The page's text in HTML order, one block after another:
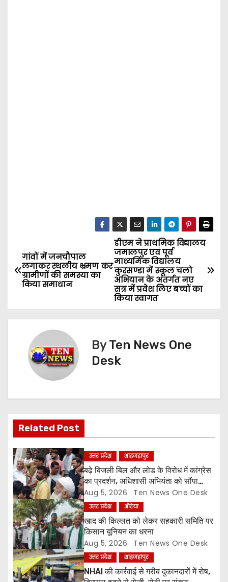
P
o
s
i
g
a
t
i
o
n
डीएम ने प्राथमिक विद्यालय
जमालपुर एवं पूर्व
माध्यमिक विद्यालय
कुरसण्डा में स्कूल चलो
अभियान के अंतर्गत नए
सत्र में प्रवेश लिए बच्चों का
किया स्वागत
गांवों में जनचौपाल
लगाकर स्थलीय भ्रमण कर
ग्रामीणों की समस्या का
किया समाधान
ByTen News One
Desk
Related Post
उत्तर प्रदेश शाहजहांपुर
बढ़े बिजली बिल और लोड के विरोध में कांग्रेस
का प्रदर्शन, अधिशासी अभियंता को सौंपा
ज्ञापन
Aug 5, 2026 Ten News One Desk
उत्तर प्रदेश औरेया
खाद की किल्लत को लेकर सहकारी समिति पर
किसान यूनियन का धरना
Aug 5, 2026 Ten News One Desk
उत्तर प्रदेश शाहजहांपुर
NHAI की कार्रवाई से गरीब दुकानदारों में रोष,